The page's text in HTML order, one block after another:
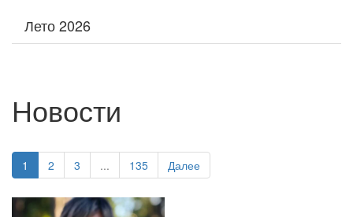
Лето 2026
Новости
1 2 3 ... 135 Далее